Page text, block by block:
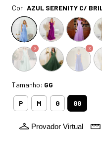
Cor: AZUL SERENITY C/
Tamanho: GG
P M G GG
Provador Virtual